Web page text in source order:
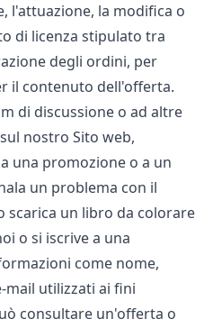
l'attuazione, la modifica o
di licenza stipulato tra
degli ordini, per
il contenuto dell'offerta.
di discussione o ad altre
nostro Sito web,
una promozione o a un
un problema con il
scarica un libro da colorare
o si iscrive a una
come nome,
mail utilizzati ai fini
consultare un'offerta o